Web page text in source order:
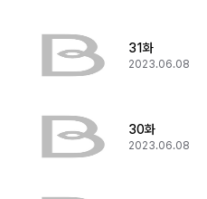
31화
2023.06.08
30화
2023.06.08